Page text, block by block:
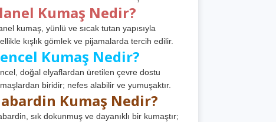
Kumaş Nedir?
kumaş, yünlü ve sıcak tutan yapısıyla
kışlık gömlek ve pijamalarda tercih edilir.
Kumaş Nedir?
doğal elyaflardan üretilen çevre dostu
biridir; nefes alabilir ve yumuşaktır.
Kumaş Nedir?
sık dokunmuş ve dayanıklı bir kumaştır;